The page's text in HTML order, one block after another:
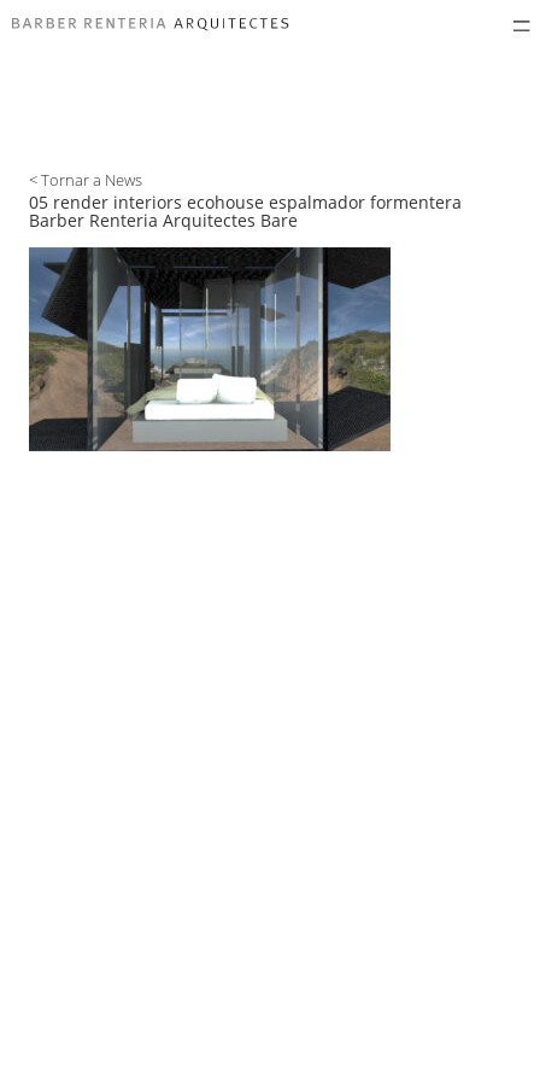
< Tornar a News
05 render interiors ecohouse espalmador formentera
Barber Renteria Arquitectes Bare